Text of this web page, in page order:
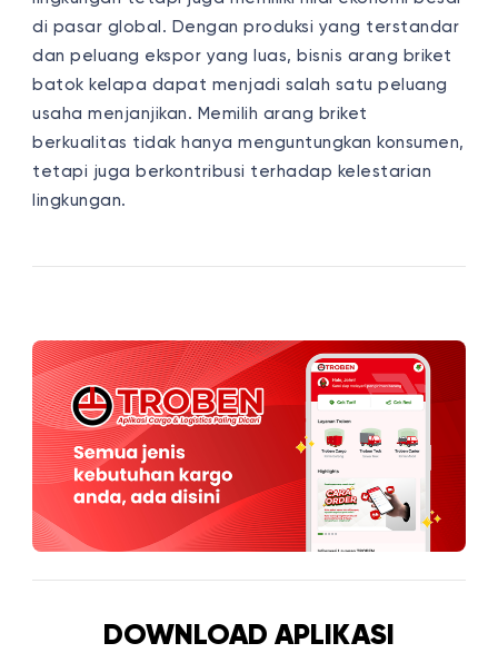
di pasar global. Dengan produksi yang terstandar
dan peluang ekspor yang luas, bisnis arang briket
batok kelapa dapat menjadi salah satu peluang
usaha menjanjikan. Memilih arang briket
berkualitas tidak hanya menguntungkan konsumen,
tetapi juga berkontribusi terhadap kelestarian
lingkungan.
DOWNLOAD APLIKASI